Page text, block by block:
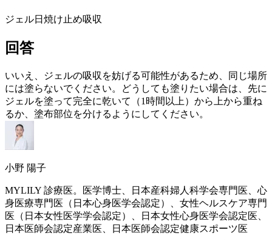
ジェル日焼け止め吸収
回答
いいえ、ジェルの吸収を妨げる可能性があるため、同じ場所
には塗らないでください。どうしても塗りたい場合は、先に
ジェルを塗って完全に乾いて（1時間以上）から上から重ね
るか、塗布部位を分けるようにしてください。
小野 陽子
MYLILY 診療医。医学博士、日本産科婦人科学会専門医、心
身医療専門医（日本心身医学会認定）、女性ヘルスケア専門
医（日本女性医学学会認定）、日本女性心身医学会認定医、
日本医師会認定産業医、日本医師会認定健康スポーツ医